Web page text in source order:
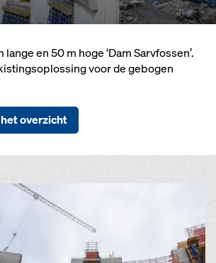
lange en 50 m hoge ‘Dam Sarvfossen’.
voor de gebogen
overzicht